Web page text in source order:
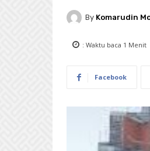
By Komarudin
: Waktu baca 1 Menit
Facebook